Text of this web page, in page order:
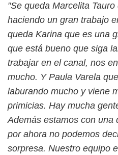
"Se queda Marcelita
haciendo un gran trabajo
queda Karina que es una
que está bueno que siga
trabajar en el canal, nos
mucho. Y Paula Varela
laburando mucho y viene
primicias. Hay mucha
Además estamos con una
por ahora no podemos
sorpresa. Nuestro equipo